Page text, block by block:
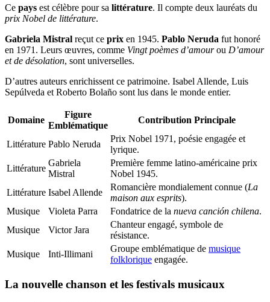
Ce pays est célèbre pour sa littérature. Il compte deux lauréats du
prix Nobel de littérature.
Gabriela Mistral reçut ce prix en 1945. Pablo Neruda fut honoré
en 1971. Leurs œuvres, comme Vingt poèmes d’amourou D’amour
et de désolation, sont universelles.
D’autres auteurs enrichissent ce patrimoine. Isabel Allende, Luis
Sepúlveda et Roberto Bolaño sont lus dans le monde entier.
Domaine
Figure
Emblématique
Contribution Principale
Littérature Pablo Neruda
Prix Nobel 1971, poésie engagée et
lyrique.
Littérature
Gabriela
Mistral
Première femme latino-américaine prix
Nobel 1945.
Littérature Isabel Allende
Romancière mondialement connue (La
maison aux esprits).
Musique
Violeta Parra Fondatrice de la nueva canción chilena.
Musique
Victor Jara
Chanteur engagé, symbole de
résistance.
Musique
Inti-Illimani
Groupe emblématique de musique
folklorique engagée.
La nouvelle chanson et les festivals musicaux